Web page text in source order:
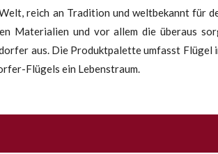
reich an Tradition und weltbekannt für
Materialien und vor allem die überaus
aus. Die Produktpalette umfasst Flügel
Flügels ein Lebenstraum.